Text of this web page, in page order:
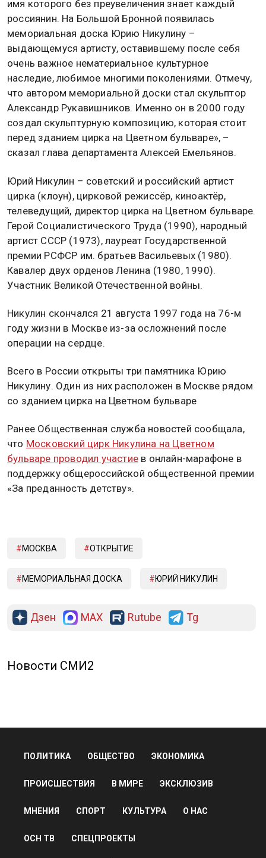
имя которого без преувеличения знает каждый
россиянин. На Большой Бронной появилась
мемориальная доска Юрию Никулину –
выдающемуся артисту, оставившему после себя
очень важное нематериальное культурное
наследие, любимое многими поколениями. Отмечу,
что автором мемориальной доски стал скульптор
Александр Рукавишников. Именно он в 2000 году
создал скульптурную композицию, которая стоит
перед зданием цирка на Цветном бульваре», –
сказал глава департамента Алексей Емельянов.
Юрий Никулин – советский и российский артист
цирка (клоун), цирковой режиссёр, киноактёр,
телеведущий, директор цирка на Цветном бульваре.
Герой Социалистического Труда (1990), народный
артист СССР (1973), лауреат Государственной
премии РСФСР им. братьев Васильевых (1980).
Кавалер двух орденов Ленина (1980, 1990).
Участник Великой Отечественной войны.
Никулин скончался 21 августа 1997 года на 76-м
году жизни в Москве из-за осложнений после
операции на сердце.
Всего в России открыты три памятника Юрию
Никулину. Один из них расположен в Москве рядом
со зданием цирка на Цветном бульваре
Ранее Общественная служба новостей сообщала,
что Московский цирк Никулина на Цветном
бульваре проводил участие в онлайн-марафоне в
поддержку общероссийской общественной премии
«За преданность детству».
МОСКВА ОТКРЫТИЕ
МЕМОРИАЛЬНАЯ ДОСКА ЮРИЙ НИКУЛИН
Дзен MAX Rutube Tg
Новости СМИ2
ПОЛИТИКА ОБЩЕСТВО ЭКОНОМИКА
ПРОИСШЕСТВИЯ В МИРЕ ЭКСКЛЮЗИВ
МНЕНИЯ СПОРТ КУЛЬТУРА О НАС
ОСН ТВ СПЕЦПРОЕКТЫ